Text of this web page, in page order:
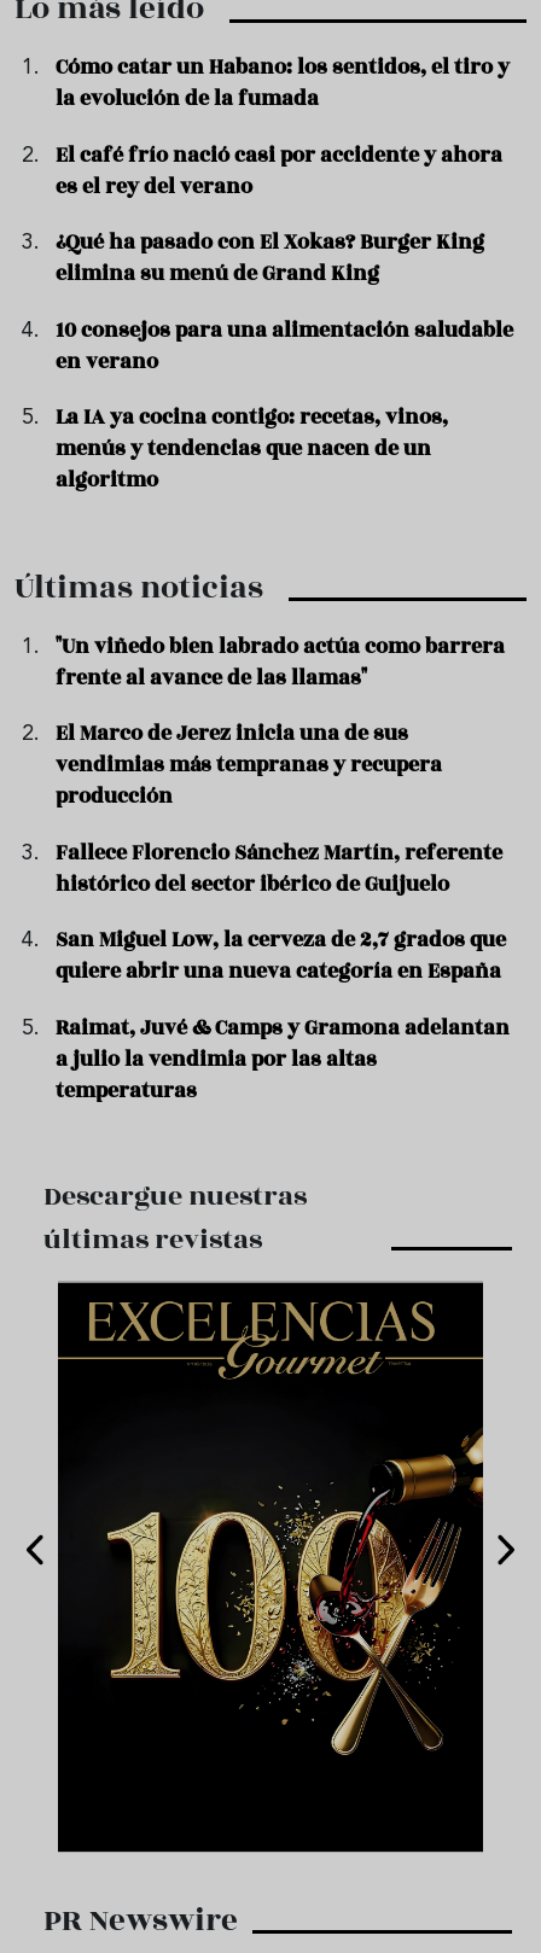
Cómo catar un Habano: los sentidos, el tiro y
la evolución de la fumada
El café frío nació casi por accidente y ahora
es el rey del verano
¿Qué ha pasado con El Xokas? Burger King
elimina su menú de Grand King
10 consejos para una alimentación saludable
en verano
La IA ya cocina contigo: recetas, vinos,
menús y tendencias que nacen de un
algoritmo
Últimas noticias
"Un viñedo bien labrado actúa como barrera
frente al avance de las llamas"
El Marco de Jerez inicia una de sus
vendimias más tempranas y recupera
producción
Fallece Florencio Sánchez Martín, referente
histórico del sector ibérico de Guijuelo
San Miguel Low, la cerveza de 2,7 grados que
quiere abrir una nueva categoría en España
Raimat, Juvé & Camps y Gramona adelantan
a julio la vendimia por las altas
temperaturas
Descargue nuestras
últimas revistas
PR Newswire